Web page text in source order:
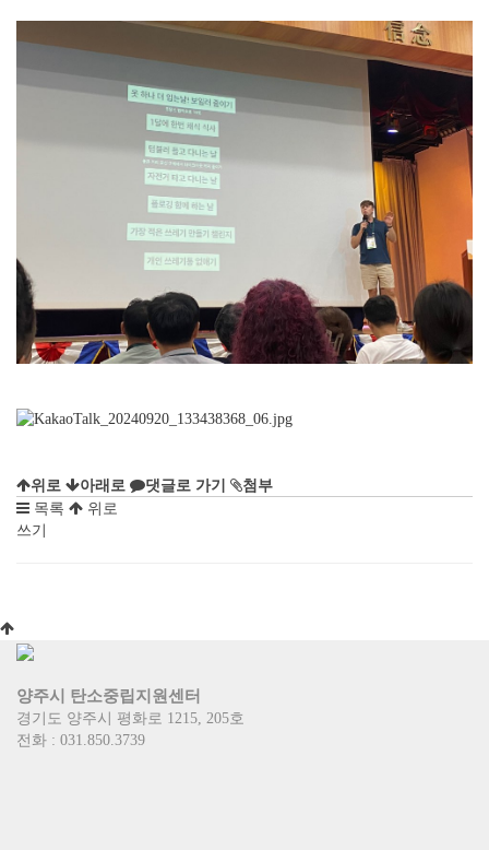
위로 아래로 댓글로 가기
첨부
목록
위로
쓰기
양주시 탄소중립지원센터
경기도 양주시 평화로 1215, 205호
전화 : 031.850.3739